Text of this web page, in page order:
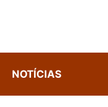
NOTÍCIAS